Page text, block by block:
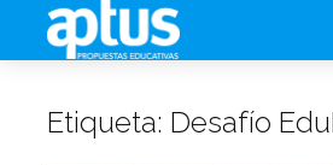
Etiqueta: Desafío